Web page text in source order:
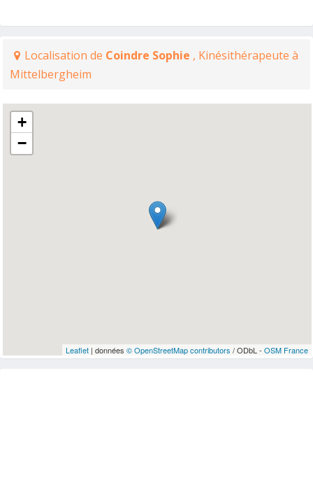
Localisation de Coindre Sophie , Kinésithérapeute à
Mittelbergheim
+
−
Leaflet| données © OpenStreetMap contributors / ODbL - OSM France